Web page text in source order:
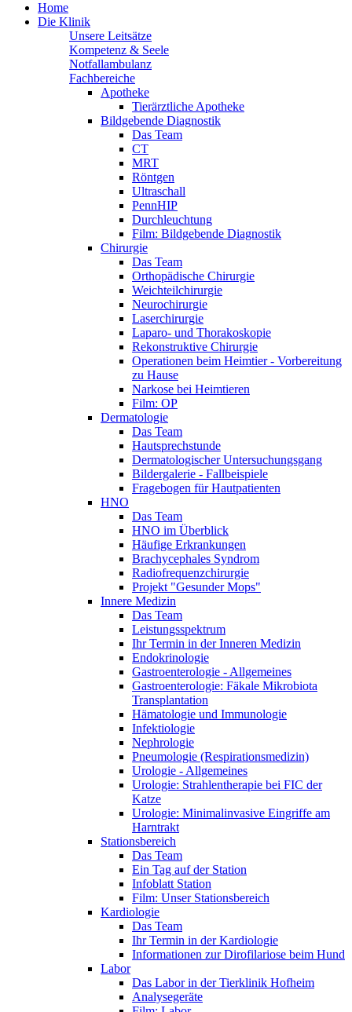
Home
Die Klinik
Unsere Leitsätze
Kompetenz & Seele
Notfallambulanz
Fachbereiche
Apotheke
Tierärztliche Apotheke
Bildgebende Diagnostik
Das Team
CT
MRT
Röntgen
Ultraschall
PennHIP
Durchleuchtung
Film: Bildgebende Diagnostik
Chirurgie
Das Team
Orthopädische Chirurgie
Weichteilchirurgie
Neurochirurgie
Laserchirurgie
Laparo- und Thorakoskopie
Rekonstruktive Chirurgie
Operationen beim Heimtier - Vorbereitung
zu Hause
Narkose bei Heimtieren
Film: OP
Dermatologie
Das Team
Hautsprechstunde
Dermatologischer Untersuchungsgang
Bildergalerie - Fallbeispiele
Fragebogen für Hautpatienten
HNO
Das Team
HNO im Überblick
Häufige Erkrankungen
Brachycephales Syndrom
Radiofrequenzchirurgie
Projekt "Gesunder Mops"
Innere Medizin
Das Team
Leistungsspektrum
Ihr Termin in der Inneren Medizin
Endokrinologie
Gastroenterologie - Allgemeines
Gastroenterologie: Fäkale Mikrobiota
Transplantation
Hämatologie und Immunologie
Infektiologie
Nephrologie
Pneumologie (Respirationsmedizin)
Urologie - Allgemeines
Urologie: Strahlentherapie bei FIC der
Katze
Urologie: Minimalinvasive Eingriffe am
Harntrakt
Stationsbereich
Das Team
Ein Tag auf der Station
Infoblatt Station
Film: Unser Stationsbereich
Kardiologie
Das Team
Ihr Termin in der Kardiologie
Informationen zur Dirofilariose beim Hund
Labor
Das Labor in der Tierklinik Hofheim
Analysegeräte